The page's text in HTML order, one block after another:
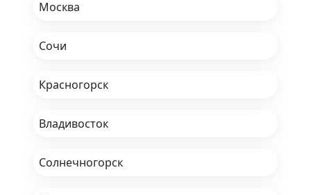
Москва
Сочи
Красногорск
Владивосток
Солнечногорск